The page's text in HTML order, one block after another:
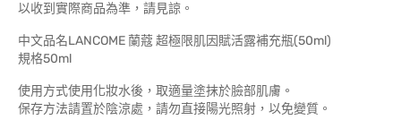
以收到實際商品為準，請見諒。
中文品名LANCOME 蘭蔻 超極限肌因賦活露補充瓶(50ml)
規格50ml
使用方式使用化妝水後，取適量塗抹於臉部肌膚。
保存方法請置於陰涼處，請勿直接陽光照射，以免變質。